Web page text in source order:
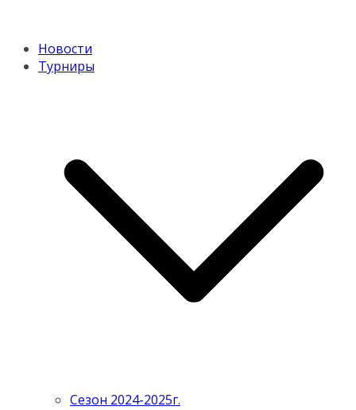
Новости
Турниры
Сезон 2024-2025г.